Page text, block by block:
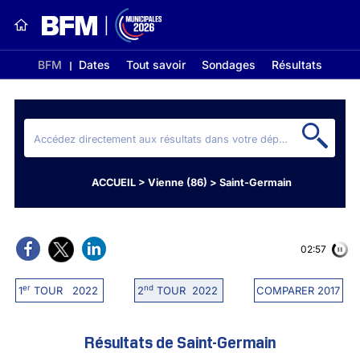
BFM Dates Tout savoir Sondages Résultats
ACCUEIL> Vienne (86) > Saint-Germain
1erTOUR 2022 2ndTOUR 2022 COMPARER 2017
02:56
Résultats de Saint-Germain